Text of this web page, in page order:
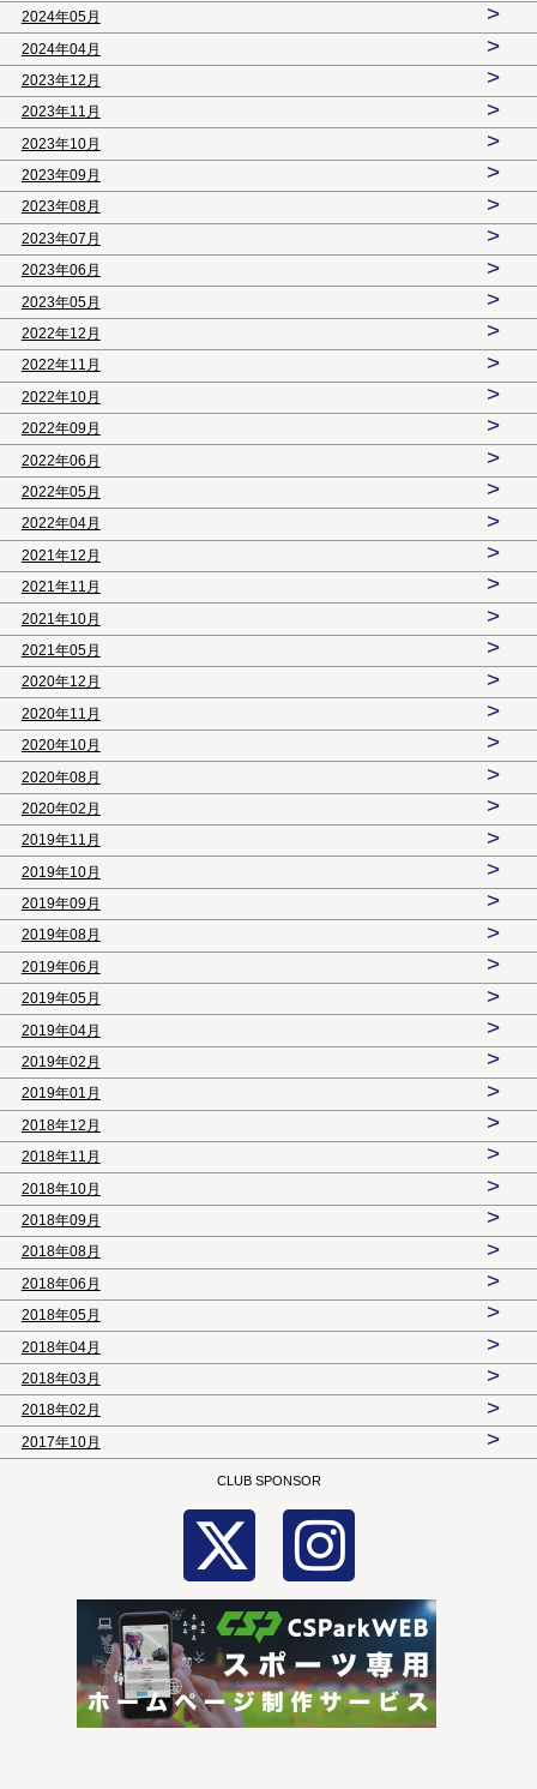
2024年05月 >
2024年04月 >
2023年12月 >
2023年11月 >
2023年10月 >
2023年09月 >
2023年08月 >
2023年07月 >
2023年06月 >
2023年05月 >
2022年12月 >
2022年11月 >
2022年10月 >
2022年09月 >
2022年06月 >
2022年05月 >
2022年04月 >
2021年12月 >
2021年11月 >
2021年10月 >
2021年05月 >
2020年12月 >
2020年11月 >
2020年10月 >
2020年08月 >
2020年02月 >
2019年11月 >
2019年10月 >
2019年09月 >
2019年08月 >
2019年06月 >
2019年05月 >
2019年04月 >
2019年02月 >
2019年01月 >
2018年12月 >
2018年11月 >
2018年10月 >
2018年09月 >
2018年08月 >
2018年06月 >
2018年05月 >
2018年04月 >
2018年03月 >
2018年02月 >
2017年10月 >
CLUB SPONSOR